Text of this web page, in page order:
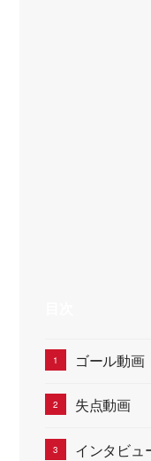
ゴール動画
失点動画
インタビュ